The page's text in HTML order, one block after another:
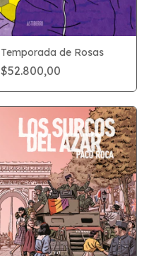
Temporada de Rosas
$52.800,00